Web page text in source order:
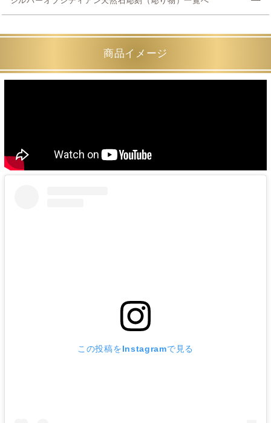
商品イメージ
この投稿をInstagramで見る